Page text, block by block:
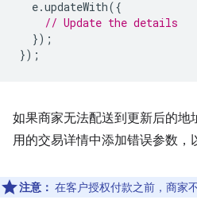
e.updateWith({
// Update the details
});
});
如果商家无法配送到更新后的地
用的交易详情中添加错误参数，
注意： 在客户授权付款之前，商家